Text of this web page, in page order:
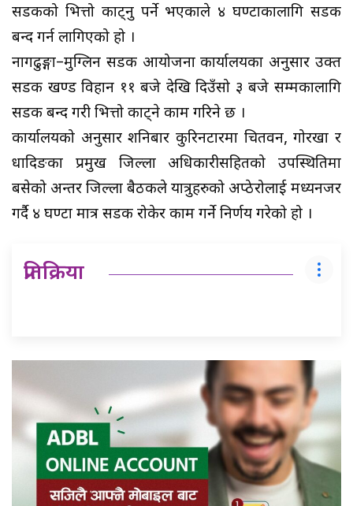
सडकको भित्तो काट्नु पर्ने भएकाले ४ घण्टाकालागि सडक
बन्द गर्न लागिएको हो ।
नागढुङ्गा–मुग्लिन सडक आयोजना कार्यालयका अनुसार उक्त
सडक खण्ड विहान ११ बजे देखि दिउँसो ३ बजे सम्मकालागि
सडक बन्द गरी भित्तो काट्ने काम गरिने छ ।
कार्यालयको अनुसार शनिबार कुरिनटारमा चितवन, गोरखा र
धादिङका प्रमुख जिल्ला अधिकारीसहितको उपस्थितिमा
बसेको अन्तर जिल्ला बैठकले यात्रुहरुको अप्ठेरोलाई मध्यनजर
गर्दै ४ घण्टा मात्र सडक रोकेर काम गर्ने निर्णय गरेको हो ।
प्रतिक्रिया